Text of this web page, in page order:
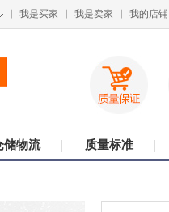
我是买家 我是卖家 我的店铺
储物流 质量标准